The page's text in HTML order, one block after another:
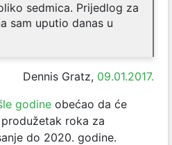
sedmica. Prijedlog za
sam uputio danas u
Dennis Gratz, 09.01.2017.
godine obećao da će
roka za
do 2020. godine.